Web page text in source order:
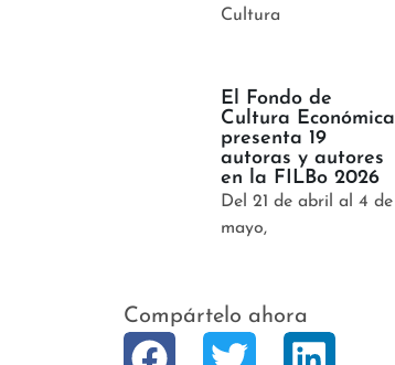
Cultura
El Fondo de
Cultura Económica
presenta 19
autoras y autores
en la FILBo 2026
Del 21 de abril al 4 de
mayo,
Compártelo ahora